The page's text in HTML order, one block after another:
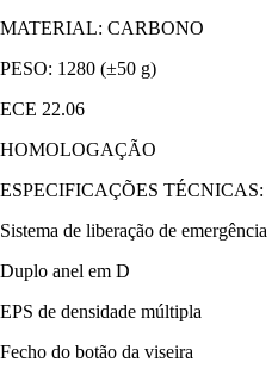
MATERIAL: CARBONO
PESO: 1280 (±50 g)
ECE 22.06
HOMOLOGAÇÃO
ESPECIFICAÇÕES TÉCNICAS:
Sistema de liberação de emergência
Duplo anel em D
EPS de densidade múltipla
Fecho do botão da viseira